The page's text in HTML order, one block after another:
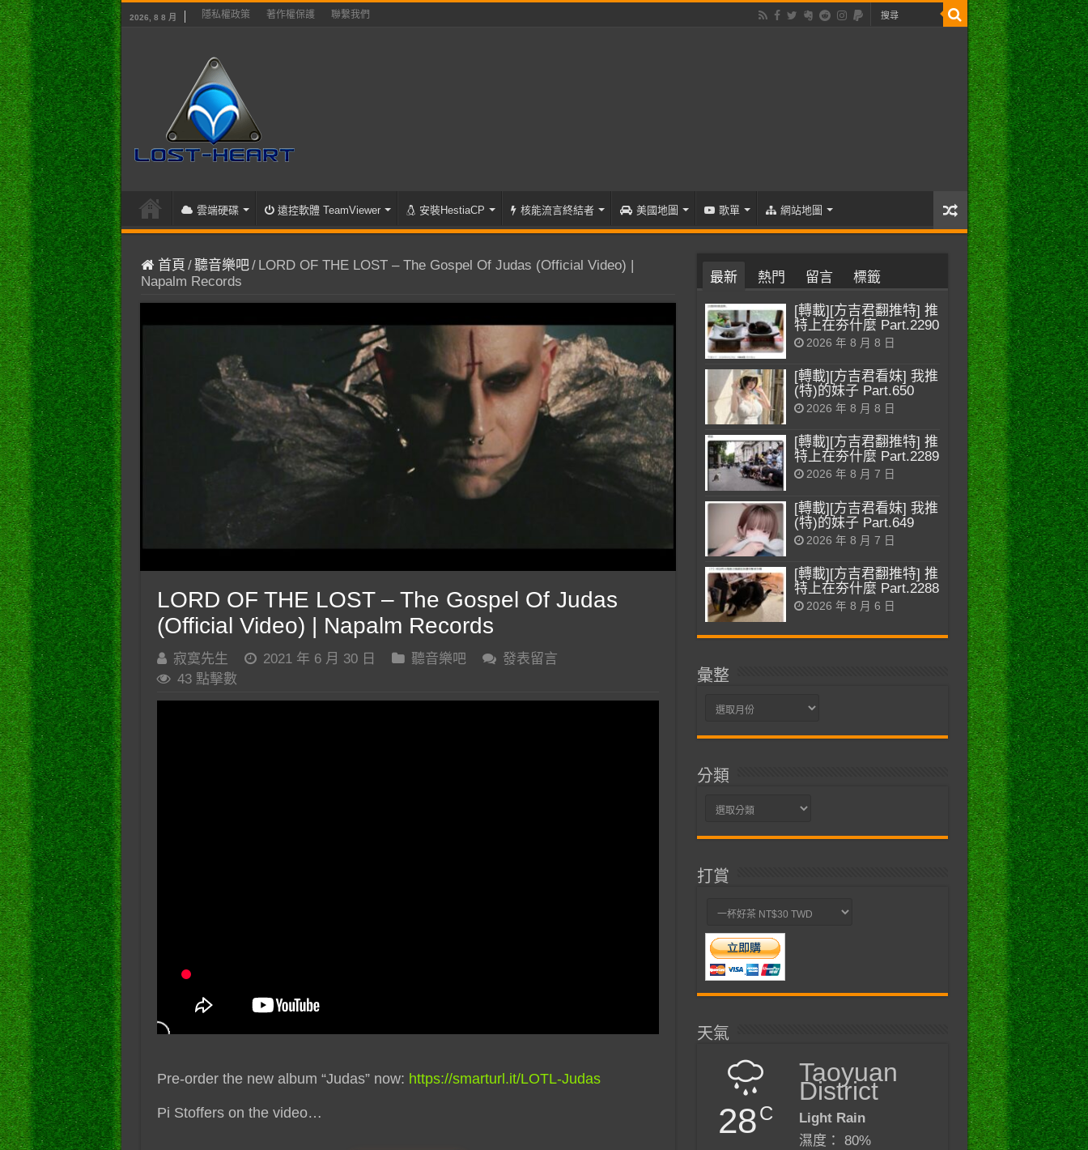
2026, 8 8 月 隱私權政策 著作權保護 聯繫我們
雲端硬碟 遠控軟體 TeamViewer 安裝HestiaCP 核能流言終結者 美國地圖 歌單 網站地圖
首頁 /聽音樂吧/ LORD OF THE LOST – The Gospel Of Judas (Official Video) |
Napalm Records
LORD OF THE LOST – The Gospel Of Judas
(Official Video) | Napalm Records
寂寞先生 2021 年 6 月 30 日 聽音樂吧
發表留言
43 點擊數
Pre-order the new album “Judas” now: https://smarturl.it/LOTL-Judas
Pi Stoffers on the video…
最新 熱門 留言 標籤
[轉載][方吉君翻推特] 推
特上在夯什麼 Part.2290
2026 年 8 月 8 日
[轉載][方吉君看妹] 我推
(特)的妹子 Part.650
2026 年 8 月 8 日
[轉載][方吉君翻推特] 推
特上在夯什麼 Part.2289
2026 年 8 月 7 日
[轉載][方吉君看妹] 我推
(特)的妹子 Part.649
2026 年 8 月 7 日
[轉載][方吉君翻推特] 推
特上在夯什麼 Part.2288
2026 年 8 月 6 日
彙整
彙
分類
分
打賞
天氣
28C
Taoyuan
District
Light Rain
濕度： 80%